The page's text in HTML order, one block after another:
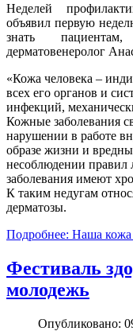
Неделей
объявил первую
знать
дерматовенеролог
«Кожа человека –
всех его органов и
инфекций,
Кожные заболевания
нарушении в работе
образе жизни и
несоблюдении
заболевания имеют
К таким недугам
дерматозы.
Подробнее: Наша кожа
Фестиваль
молодежь
Опубликовано: